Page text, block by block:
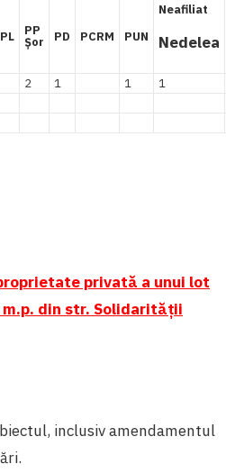
PL PP
Șor PD PCRM PUN
Neafiliat
Nedelea
2 1 1
1
privată a unui lot
m.p. din str. Solidarității
inclusiv amendamentul